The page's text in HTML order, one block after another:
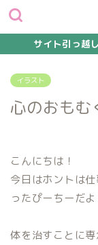
サイト引っ越
イラスト
心のおもむ
こんにちは！
今日はホントは
ったぴーちーだよ
体を治すことに専